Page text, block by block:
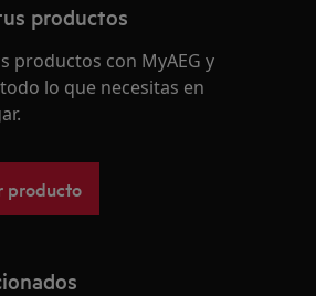
productos
productos con MyAEG y
lo que necesitas en
producto